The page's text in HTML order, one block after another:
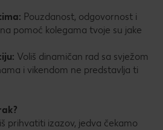
Pouzdanost, odgovornost i
pomoć kolegama tvoje su jake
Voliš dinamičan rad sa svježom
i vikendom ne predstavlja ti
prihvatiti izazov, jedva čekamo